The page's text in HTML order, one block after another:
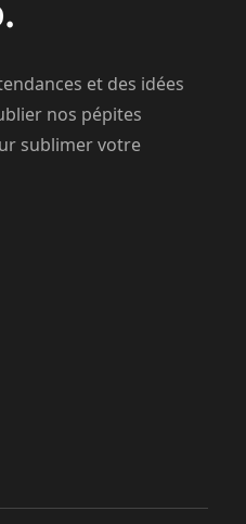
et des idées
nos pépites
sublimer votre